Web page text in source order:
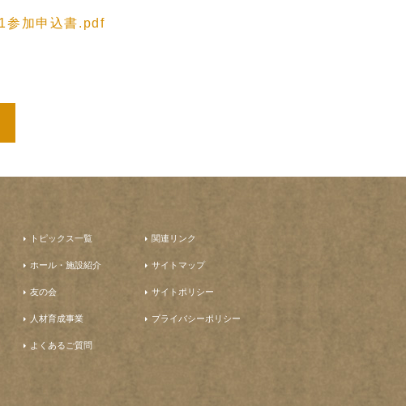
加申込書.pdf
トピックス一覧
ホール・施設紹介
友の会
人材育成事業
よくあるご質問
関連リンク
サイトマップ
サイトポリシー
プライバシーポリシー